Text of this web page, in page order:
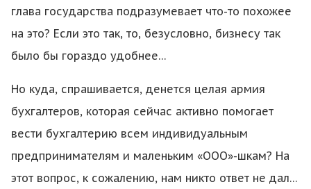
глава государства подразумевает что-то похожее
на это? Если это так, то, безусловно, бизнесу так
было бы гораздо удобнее…
Но куда, спрашивается, денется целая армия
бухгалтеров, которая сейчас активно помогает
вести бухгалтерию всем индивидуальным
предпринимателям и маленьким «ООО»-шкам? На
этот вопрос, к сожалению, нам никто ответ не дал…